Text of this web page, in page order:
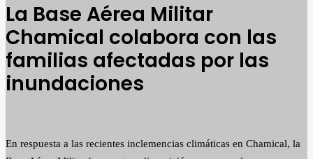
La Base Aérea Militar
Chamical colabora con las
familias afectadas por las
inundaciones
En respuesta a las recientes inclemencias climáticas en Chamical, la